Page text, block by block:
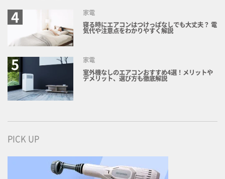
家電
寝る時にエアコンはつけっぱなしでも大丈夫？ 電
気代や注意点をわかりやすく解説
家電
室外機なしのエアコンおすすめ4選！メリットや
デメリット、選び方も徹底解説
PICK UP